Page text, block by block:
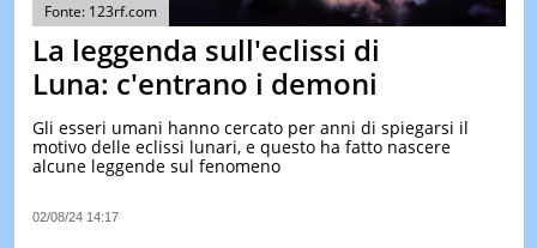
&
TEST
Fonte: 123rf.com
La leggenda sull'eclissi di
Luna: c'entrano i demoni
Gli esseri umani hanno cercato per anni di spiegarsi il
motivo delle eclissi lunari, e questo ha fatto nascere
alcune leggende sul fenomeno
02/08/24 14:17